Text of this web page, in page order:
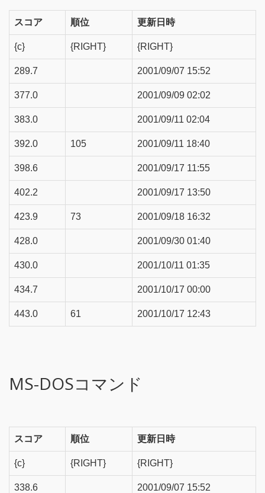
スコア 順位 更新日時
{c} {RIGHT} {RIGHT}
289.7 2001/09/07 15:52
377.0 2001/09/09 02:02
383.0 2001/09/11 02:04
392.0 105 2001/09/11 18:40
398.6 2001/09/17 11:55
402.2 2001/09/17 13:50
423.9 73 2001/09/18 16:32
428.0 2001/09/30 01:40
430.0 2001/10/11 01:35
434.7 2001/10/17 00:00
443.0 61 2001/10/17 12:43
MS-DOSコマンド
スコア 順位 更新日時
{c} {RIGHT} {RIGHT}
338.6 2001/09/07 15:52